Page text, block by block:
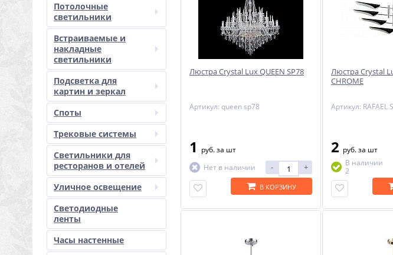
Потолочные
светильники
Встраиваемые и
накладные
светильники
Подсветка для
картин и зеркал
Споты
Трековые системы
Светильники для
ресторанов и отелей
Уличное освещение
Светодиодные
ленты
Часы настенные
Люстра Crystal Lux QUEEN SP78
Артикул: queen sp78
1 руб.за шт
Нет в наличии
- +
В КОРЗИНУ
Люстра Crystal
CHROME
2 руб.за шт
В наличии
2